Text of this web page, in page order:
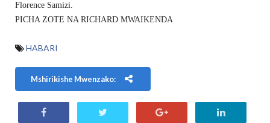
Florence Samizi.
PICHA ZOTE NA RICHARD MWAIKENDA
HABARI
Mshirikishe Mwenzako: